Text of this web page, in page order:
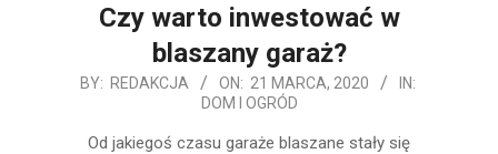
Czy warto inwestować w
blaszany garaż?
2020-
BY: REDAKCJA ON: 21 MARCA, 2020
IN:
DOM I OGRÓD
Od jakiegoś czasu garaże blaszane stały się